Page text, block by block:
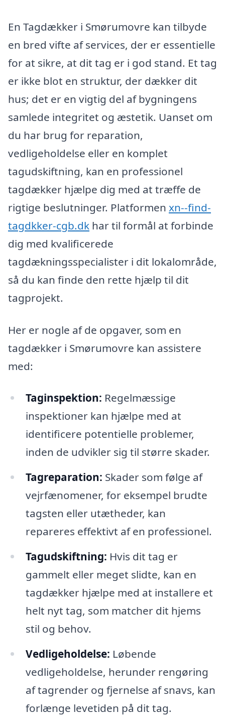
En Tagdækker i Smørumovre kan tilbyde
en bred vifte af services, der er essentielle
for at sikre, at dit tag er i god stand. Et tag
er ikke blot en struktur, der dækker dit
hus; det er en vigtig del af bygningens
samlede integritet og æstetik. Uanset om
du har brug for reparation,
vedligeholdelse eller en komplet
tagudskiftning, kan en professionel
tagdækker hjælpe dig med at træffe de
rigtige beslutninger. Platformen xn--find-
tagdkker-cgb.dk har til formål at forbinde
dig med kvalificerede
tagdækningsspecialister i dit lokalområde,
så du kan finde den rette hjælp til dit
tagprojekt.
Her er nogle af de opgaver, som en
tagdækker i Smørumovre kan assistere
med:
Taginspektion: Regelmæssige
inspektioner kan hjælpe med at
identificere potentielle problemer,
inden de udvikler sig til større skader.
Tagreparation: Skader som følge af
vejrfænomener, for eksempel brudte
tagsten eller utætheder, kan
repareres effektivt af en professionel.
Tagudskiftning: Hvis dit tag er
gammelt eller meget slidte, kan en
tagdækker hjælpe med at installere et
helt nyt tag, som matcher dit hjems
stil og behov.
Vedligeholdelse: Løbende
vedligeholdelse, herunder rengøring
af tagrender og fjernelse af snavs, kan
forlænge levetiden på dit tag.